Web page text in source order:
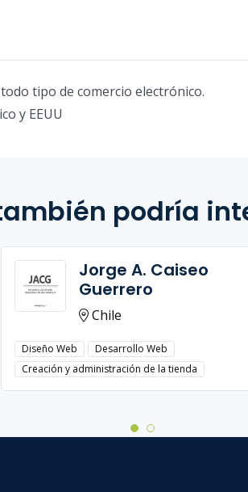
tipo de comercio electrónico.
y EEUU
podría
Jorge A. Caiseo
Guerrero
Chile
Diseño Web
Desarrollo Web
Creación y administración de la tienda